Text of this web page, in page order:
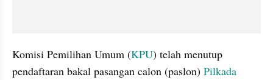
Komisi Pemilihan Umum (KPU) telah menutup
pendaftaran bakal pasangan calon (paslon) Pilkada